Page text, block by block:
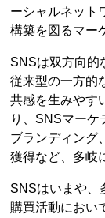
ーシャルネット
構築を図るマー
SNSは双方向的
従来型の一方的
共感を生みやす
り、SNSマーケ
ブランディング
獲得など、多岐
SNSはいまや、
購買活動におい